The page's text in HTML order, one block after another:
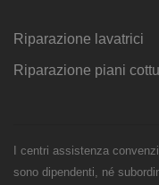
Riparazione lavatrici
Riparazione piani
I centri assistenza
sono dipendenti, né